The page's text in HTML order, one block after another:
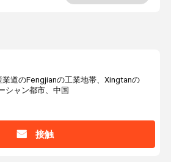
業道のFengjianの工業地帯、Xingtanの
シャン都市、中国
接触